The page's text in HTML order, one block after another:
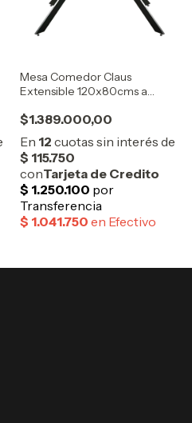
Mesa Comedor Claus
Extensible 120x80cms a
$1.389.000,00